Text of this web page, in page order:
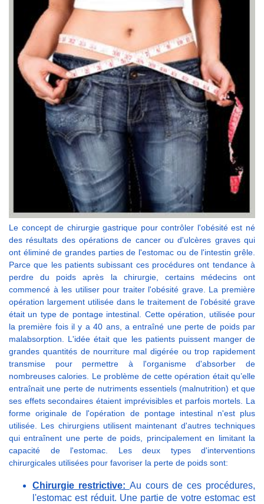
Le concept de chirurgie gastrique pour contrôler l'obésité est né
des résultats des opérations de cancer ou d'ulcères graves qui
ont éliminé de grandes parties de l'estomac ou de l'intestin grêle.
Parce que les patients subissant ces procédures ont tendance à
perdre du poids après la chirurgie, certains médecins ont
commencé à les utiliser pour traiter l'obésité grave. La première
opération largement utilisée dans le traitement de l'obésité grave
était un type de pontage intestinal. Cette opération, utilisée pour
la première fois il y a 40 ans, a entraîné une perte de poids par
malabsorption. L'idée était que les patients puissent manger de
grandes quantités de nourriture mal digérée ou trop rapidement
transmise pour permettre à l'organisme d'absorber de
nombreuses calories. Le problème de cette opération était qu’elle
entraînait une perte de nutriments essentiels (malnutrition) et que
ses effets secondaires étaient imprévisibles et parfois mortels. La
forme originale de l'opération de pontage intestinal n'est plus
utilisée. Les chirurgiens utilisent maintenant d'autres techniques
qui entraînent une perte de poids, principalement en limitant la
capacité de l'estomac. Les deux types d'interventions
chirurgicales utilisées pour favoriser la perte de poids sont:
Chirurgie restrictive: Au cours de ces procédures,
l'estomac est réduit. Une partie de votre estomac est